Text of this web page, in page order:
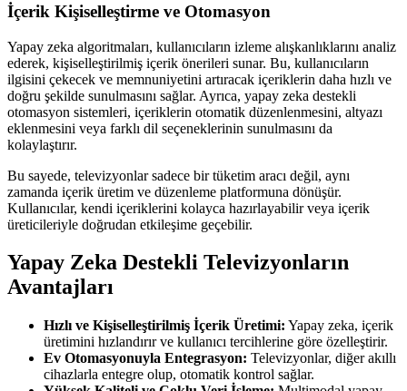
İçerik Kişiselleştirme ve Otomasyon
Yapay zeka algoritmaları, kullanıcıların izleme alışkanlıklarını analiz
ederek, kişiselleştirilmiş içerik önerileri sunar. Bu, kullanıcıların
ilgisini çekecek ve memnuniyetini artıracak içeriklerin daha hızlı ve
doğru şekilde sunulmasını sağlar. Ayrıca, yapay zeka destekli
otomasyon sistemleri, içeriklerin otomatik düzenlenmesini, altyazı
eklenmesini veya farklı dil seçeneklerinin sunulmasını da
kolaylaştırır.
Bu sayede, televizyonlar sadece bir tüketim aracı değil, aynı
zamanda içerik üretim ve düzenleme platformuna dönüşür.
Kullanıcılar, kendi içeriklerini kolayca hazırlayabilir veya içerik
üreticileriyle doğrudan etkileşime geçebilir.
Yapay Zeka Destekli Televizyonların
Avantajları
Hızlı ve Kişiselleştirilmiş İçerik Üretimi: Yapay zeka, içerik
üretimini hızlandırır ve kullanıcı tercihlerine göre özelleştirir.
Ev Otomasyonuyla Entegrasyon: Televizyonlar, diğer akıllı
cihazlarla entegre olup, otomatik kontrol sağlar.